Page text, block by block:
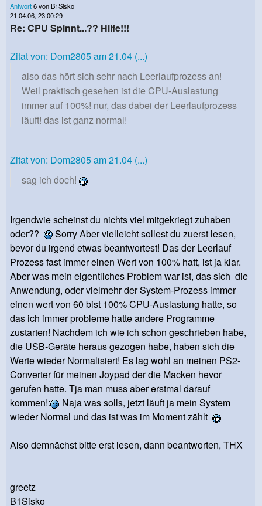
Antwort6 von B1Sisko
21.04.06, 23:00:29
Re: CPU Spinnt...?? Hilfe!!!
Zitat von: Dom2805 am 21.04 (...)
also das hört sich sehr nach Leerlaufprozess an!
Weil praktisch gesehen ist die CPU-Auslastung
immer auf 100%! nur, das dabei der Leerlaufprozess
läuft! das ist ganz normal!
Zitat von: Dom2805 am 21.04 (...)
sag ich doch!
Irgendwie scheinst du nichts viel mitgekriegt zuhaben
oder??
Sorry Aber vielleicht sollest du zuerst lesen,
bevor du irgend etwas beantwortest! Das der Leerlauf
Prozess fast immer einen Wert von 100% hatt, ist ja klar.
Aber was mein eigentliches Problem war ist, das sich die
Anwendung, oder vielmehr der System-Prozess immer
einen wert von 60 bist 100% CPU-Auslastung hatte, so
das ich immer probleme hatte andere Programme
zustarten! Nachdem ich wie ich schon geschrieben habe,
die USB-Geräte heraus gezogen habe, haben sich die
Werte wieder Normalisiert! Es lag wohl an meinen PS2-
Converter für meinen Joypad der die Macken hevor
gerufen hatte. Tja man muss aber erstmal darauf
kommen!:
Naja was solls, jetzt läuft ja mein System
wieder Normal und das ist was im Moment zählt
Also demnächst bitte erst lesen, dann beantworten, THX
greetz
B1Sisko